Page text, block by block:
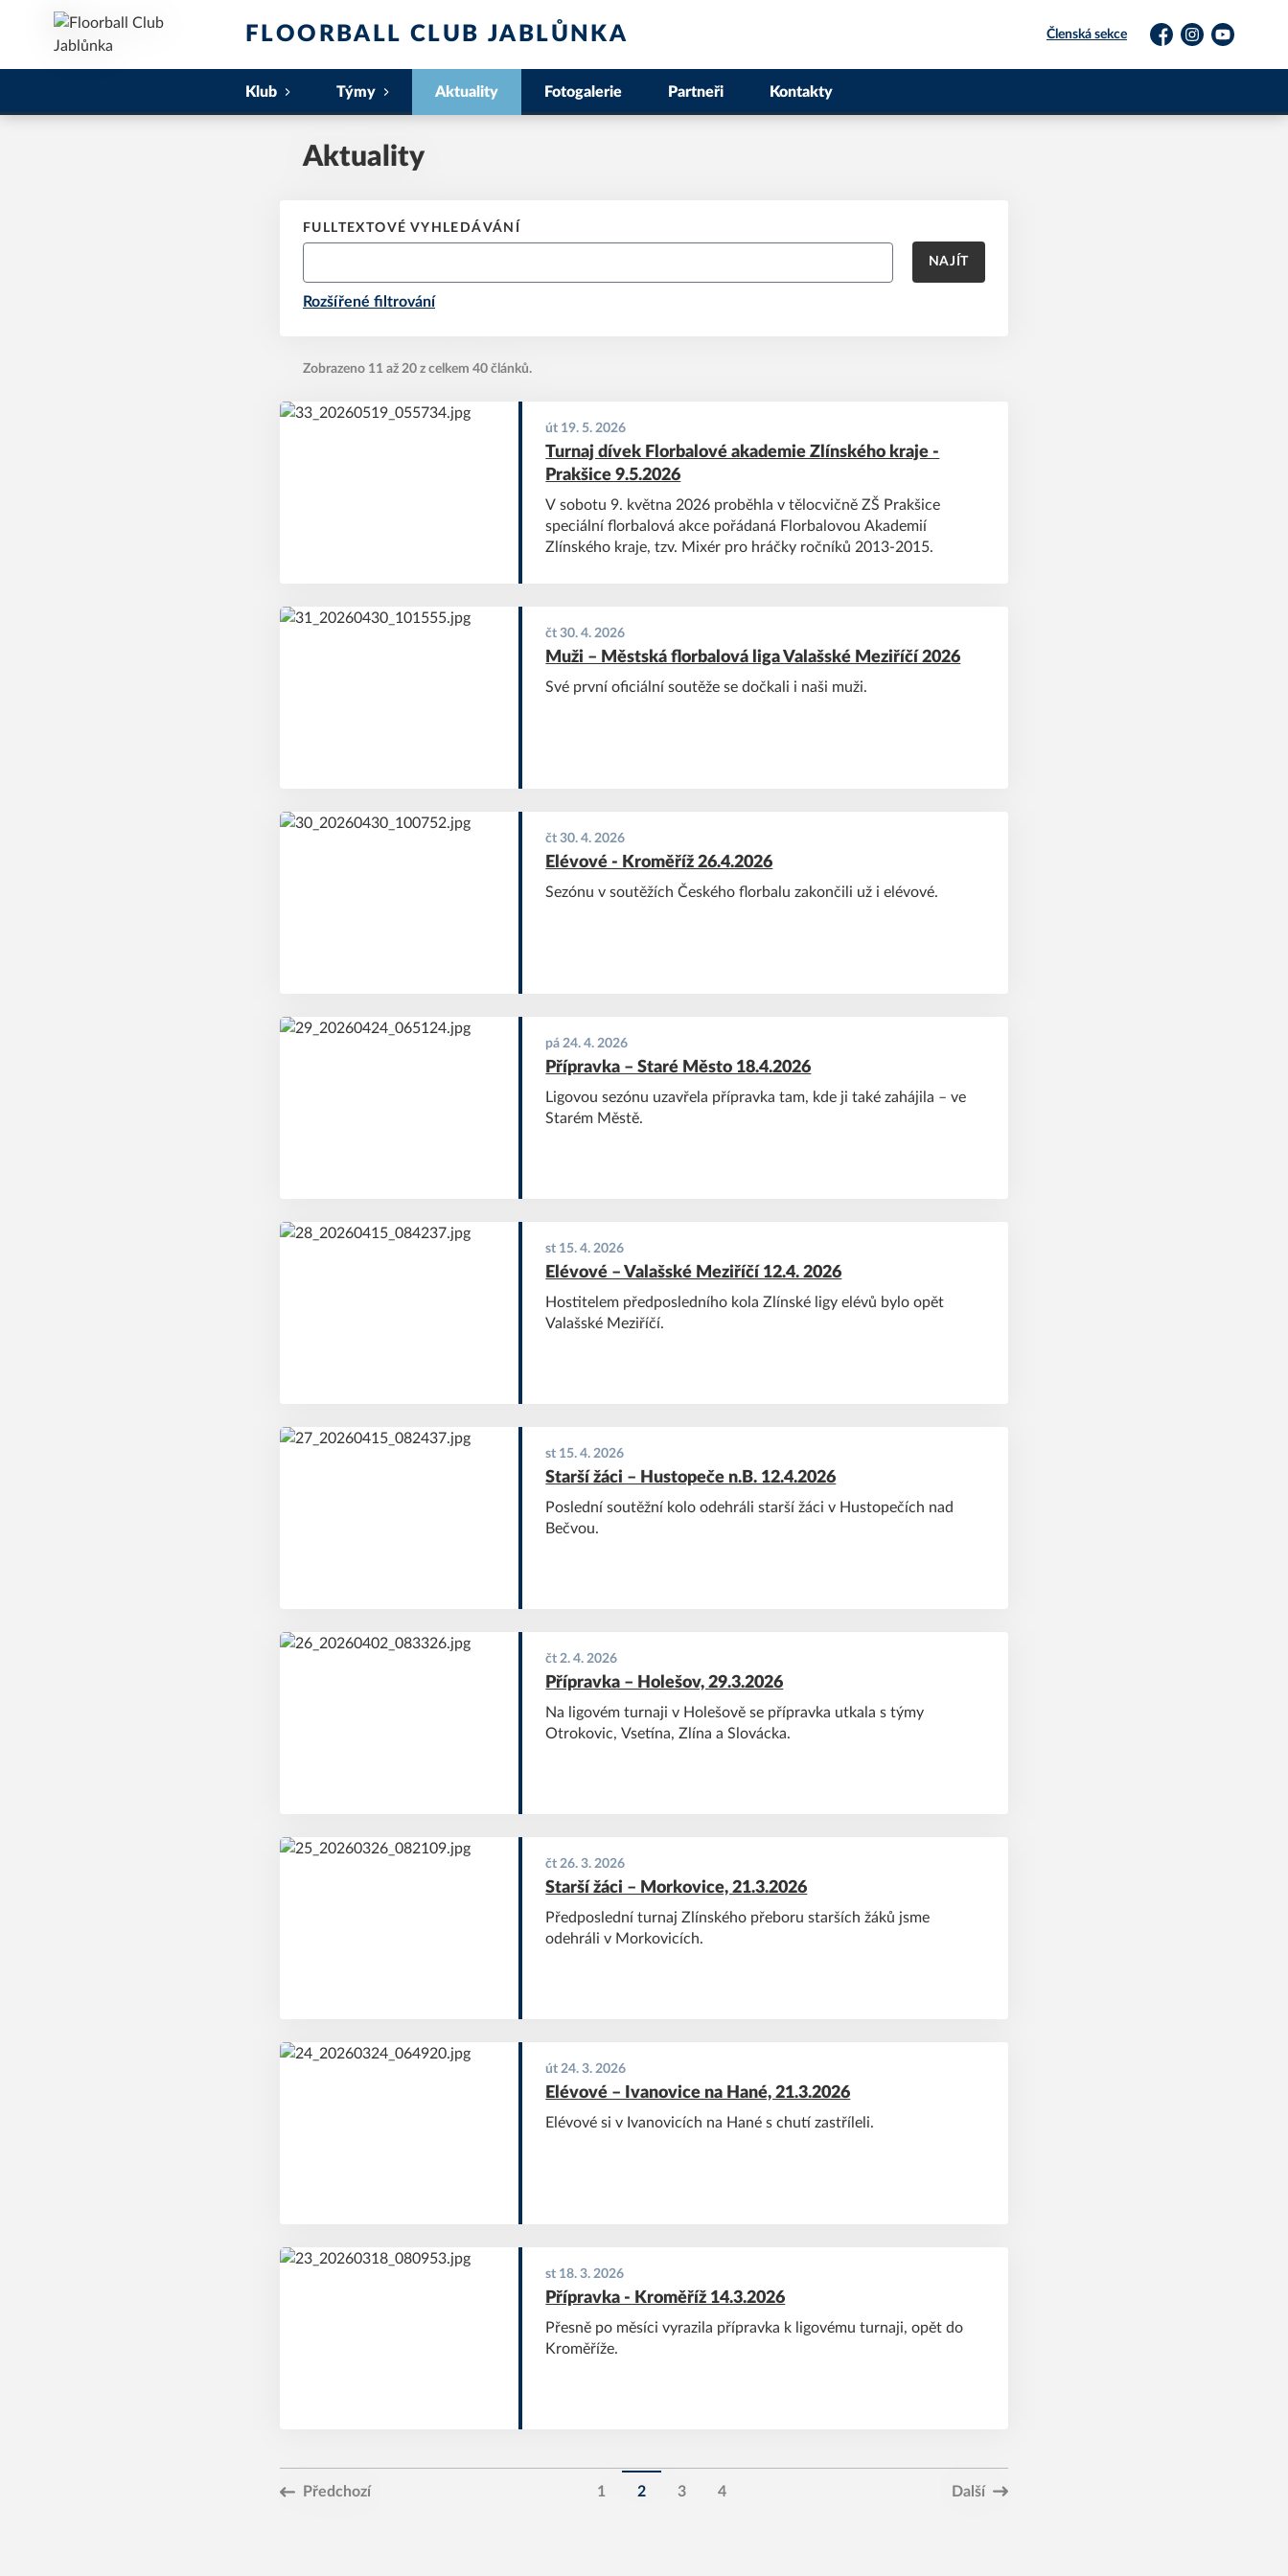
FLOORBALL CLUB JABLŮNKA Členská sekce
FacebookInstagramYouTube
Klub Týmy Aktuality Fotogalerie Partneři Kontakty
Aktuality
FULLTEXTOVÉ VYHLEDÁVÁNÍ
NAJÍT
Rozšířené filtrování
Zobrazeno 11 až 20 z celkem 40 článků.
út 19. 5. 2026
Turnaj dívek Florbalové akademie Zlínského kraje -
Prakšice 9.5.2026
V sobotu 9. května 2026 proběhla v tělocvičně ZŠ Prakšice
speciální florbalová akce pořádaná Florbalovou Akademií
Zlínského kraje, tzv. Mixér pro hráčky ročníků 2013-2015.
čt 30. 4. 2026
Muži – Městská florbalová liga Valašské Meziříčí 2026
Své první oficiální soutěže se dočkali i naši muži.
čt 30. 4. 2026
Elévové - Kroměříž 26.4.2026
Sezónu v soutěžích Českého florbalu zakončili už i elévové.
pá 24. 4. 2026
Přípravka – Staré Město 18.4.2026
Ligovou sezónu uzavřela přípravka tam, kde ji také zahájila – ve
Starém Městě.
st 15. 4. 2026
Elévové – Valašské Meziříčí 12.4. 2026
Hostitelem předposledního kola Zlínské ligy elévů bylo opět
Valašské Meziříčí.
st 15. 4. 2026
Starší žáci – Hustopeče n.B. 12.4.2026
Poslední soutěžní kolo odehráli starší žáci v Hustopečích nad
Bečvou.
čt 2. 4. 2026
Přípravka – Holešov, 29.3.2026
Na ligovém turnaji v Holešově se přípravka utkala s týmy
Otrokovic, Vsetína, Zlína a Slovácka.
čt 26. 3. 2026
Starší žáci – Morkovice, 21.3.2026
Předposlední turnaj Zlínského přeboru starších žáků jsme
odehráli v Morkovicích.
út 24. 3. 2026
Elévové – Ivanovice na Hané, 21.3.2026
Elévové si v Ivanovicích na Hané s chutí zastříleli.
st 18. 3. 2026
Přípravka - Kroměříž 14.3.2026
Přesně po měsíci vyrazila přípravka k ligovému turnaji, opět do
Kroměříže.
Předchozí 1 2 3 4 Další